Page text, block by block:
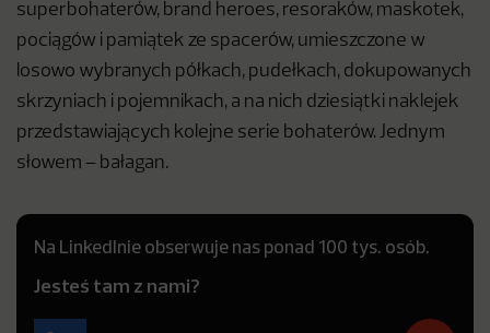
superbohaterów, brand heroes, resoraków, maskotek,
pociągów i pamiątek ze spacerów, umieszczone w
losowo wybranych półkach, pudełkach, dokupowanych
skrzyniach i pojemnikach, a na nich dziesiątki naklejek
przedstawiających kolejne serie bohaterów. Jednym
słowem – bałagan.
Na LinkedInie obserwuje nas ponad 100 tys. osób.
Jesteś tam z nami?